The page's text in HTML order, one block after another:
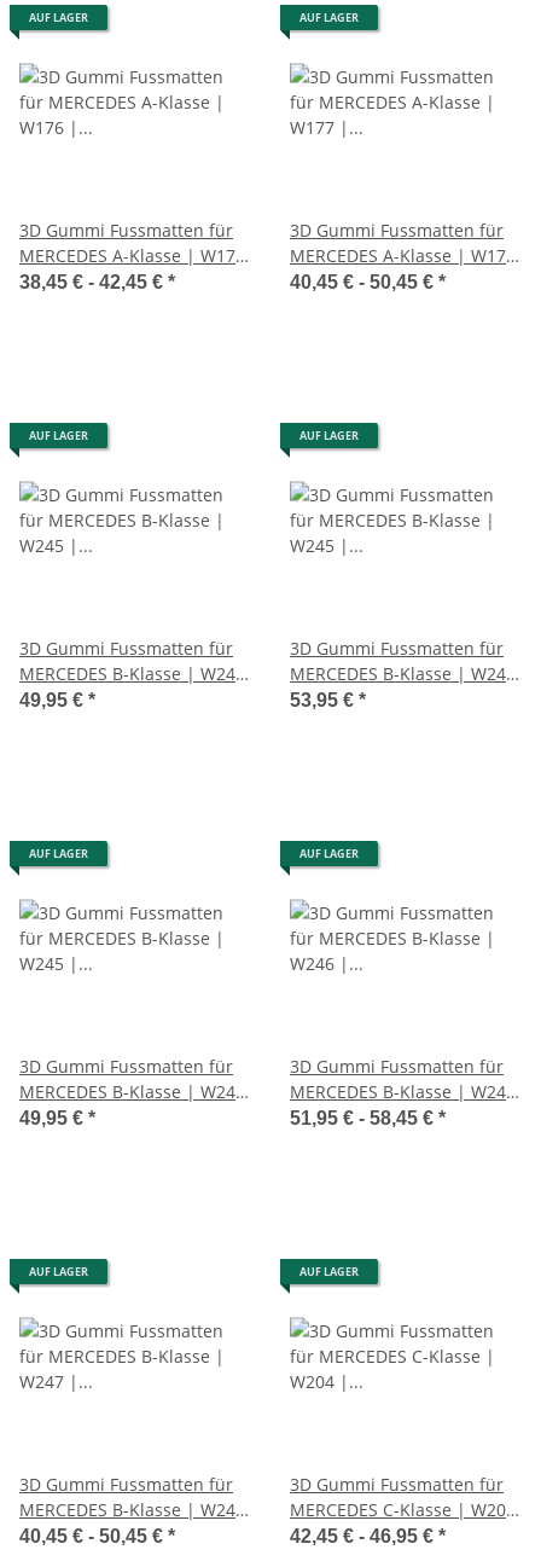
AUF LAGER
3D Gummi Fussmatten für
MERCEDES A-Klasse | W176
| 2012-2018 | passgenau +
38,45 € - 42,45 € *
AUF LAGER
3D Gummi Fussmatten für
MERCEDES A-Klasse | W177
| ab 2018> | passgenau mit
40,45 € - 50,45 € *
AUF LAGER
3D Gummi Fussmatten für
MERCEDES B-Klasse | W245
| 2005-2011 | beige mit
49,95 € *
AUF LAGER
3D Gummi Fussmatten für
MERCEDES B-Klasse | W245
| 2005-2011 | grau mit
53,95 € *
AUF LAGER
3D Gummi Fussmatten für
MERCEDES B-Klasse | W245
| 2005-2011 | passgenau +
49,95 € *
AUF LAGER
3D Gummi Fussmatten für
MERCEDES B-Klasse | W246
| 2011-2018 | passgenau +
51,95 € - 58,45 € *
AUF LAGER
3D Gummi Fussmatten für
MERCEDES B-Klasse | W247
| ab 2018> | passgenau mit
40,45 € - 50,45 € *
AUF LAGER
3D Gummi Fussmatten für
MERCEDES C-Klasse | W204
| S204 | 2007-2014 |
42,45 € - 46,95 € *